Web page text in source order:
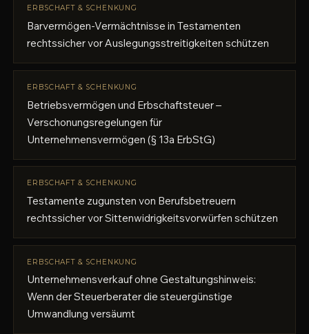
ERBSCHAFT & SCHENKUNG
Barvermögen-Vermächtnisse in Testamenten
rechtssicher vor Auslegungsstreitigkeiten schützen
ERBSCHAFT & SCHENKUNG
Betriebsvermögen und Erbschaftsteuer –
Verschonungsregelungen für
Unternehmensvermögen (§ 13a ErbStG)
ERBSCHAFT & SCHENKUNG
Testamente zugunsten von Berufsbetreuern
rechtssicher vor Sittenwidrigkeitsvorwürfen schützen
ERBSCHAFT & SCHENKUNG
Unternehmensverkauf ohne Gestaltungshinweis:
Wenn der Steuerberater die steuergünstige
Umwandlung versäumt